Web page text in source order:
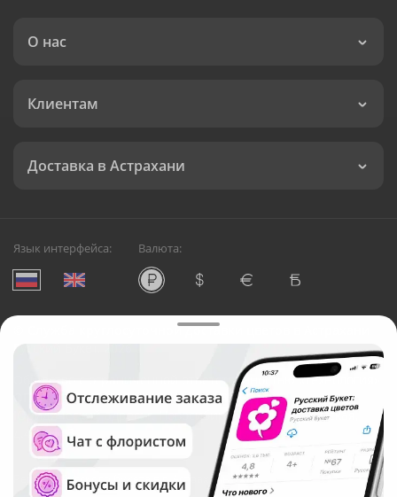
О нас
Клиентам
Доставка в Астрахани
Язык интерфейса: Валюта:
Служба круглосуточной доставки цветов в Астрахани
Русский Букет, 2026
Общество с ограниченной ответственностью «Технология»
ОГРН: 1195476081745, ИНН: 5410081997
Юридический адрес: г. Новосибирск, ул. Ипподромская,
д.42, оф. 3
Рейтинг Русского букета в г. Астрахань